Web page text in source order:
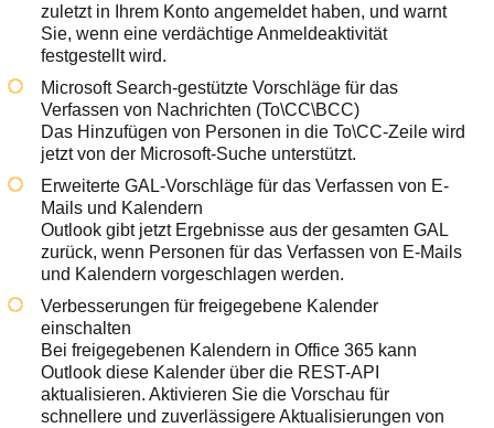
zuletzt in Ihrem Konto angemeldet haben, und warnt
Sie, wenn eine verdächtige Anmeldeaktivität
festgestellt wird.
Microsoft Search-gestützte Vorschläge für das
Verfassen von Nachrichten (To\CC\BCC)
Das Hinzufügen von Personen in die To\CC-Zeile wird
jetzt von der Microsoft-Suche unterstützt.
Erweiterte GAL-Vorschläge für das Verfassen von E-
Mails und Kalendern
Outlook gibt jetzt Ergebnisse aus der gesamten GAL
zurück, wenn Personen für das Verfassen von E-Mails
und Kalendern vorgeschlagen werden.
Verbesserungen für freigegebene Kalender
einschalten
Bei freigegebenen Kalendern in Office 365 kann
Outlook diese Kalender über die REST-API
aktualisieren. Aktivieren Sie die Vorschau für
schnellere und zuverlässigere Aktualisierungen von